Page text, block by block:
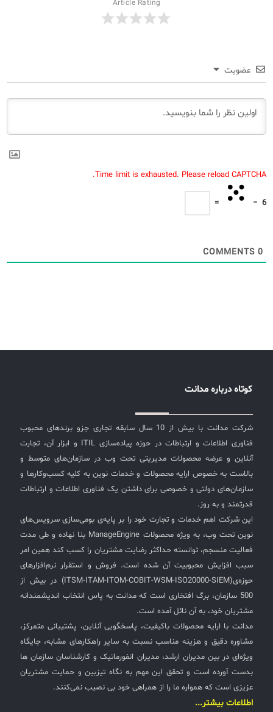
Article Rating
عضویت
Time limit is exhausted. Please reload CAPTCHA.
6
−
=
0
کوتاه درباره مدانت
شرکت مدانت با بیش از 10 سال سابقه تجاری جزو برندهای محبوب
فناوری اطلاعات و ارتباطات در حوزه پیاده‌سازی ITIL و ابزار آن، تجارت
آنلاین و عرضه محصولات مدیریتی تحت وب در سازمان‌های متوسط و
بالاست به خصوص ارایه محصولات و خدمات نوین به کلیه کسب‌وکارها و
سازمان‌های دولتی و خصوصی برای داشتن یک فناوری اطلاعات و ارتباطات
قدرتمند و به روز.
این شرکت اهم خدمات و تجارت خود را بر پایه‌ی بومی‌سازی سرویس‌های
نوین تحت وب، به ویژه محصولات ManageEngine بنا نهاده و طی مدت
فعالیت منسجم، توانسته حداکثر رضایت مشتریان را کسب کند همین امر
سبب افزایش محبوبیت آن شده است. فروش و استقرار نرم‌افزارهای
حوزه‌ی(ITSM-ITAM-ITOM-COBIT-WSM-ISO20000-SIEM) در بیش از
500 سازمان، برگ افتخاری است که مدانت به پاس انتخاب اندیشمندانه
مشتریان خود، به آن نائل آمده است.
مدانت با ارایه محصولات باکیفیت، پاسخگویی آنلاین، پشتیبانی متمرکز،
مشاوره دقیق و هزینه مناسب نسبت به سایر راهکارهای مشابه، جایگاه
ویژه‌ای در بین مدیران ارشد، مدیران انفورماتیک و کارشناسان سازمان ها
بدست آورده است و تحقق این مهم به نگاه تیزبین و حمایت مشتریان
عزیزی است که همواره ما را از همراهی خود بی نصیب نمی‌کنند.
اطلاعات بیشتر...